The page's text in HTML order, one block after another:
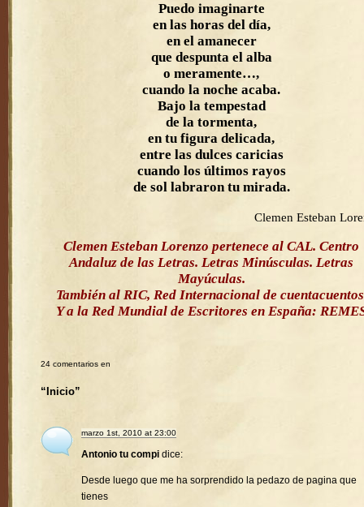
Puedo imaginarte
en las horas del día,
en el amanecer
que despunta el alba
o meramente…,
cuando la noche acaba.
Bajo la tempestad
de la tormenta,
en tu figura delicada,
entre las dulces caricias
cuando los últimos rayos
de sol labraron tu mirada.
Clemen Esteban
Clemen Esteban Lorenzo pertenece al CAL. Centro
Andaluz de las Letras. Letras Minúsculas. Letras
Mayúculas.
También al RIC, Red Internacional de
Y a la Red Mundial de Escritores en España:
24 comentarios en
“Inicio”
marzo 1st, 2010 at 23:00
Antonio tu compi dice:
Desde luego que me ha sorprendido la pedazo de pagina que
tienes